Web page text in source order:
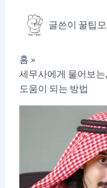
글쓴이 꿀팁
홈
세무사에게 물어보
도움이 되는 방법